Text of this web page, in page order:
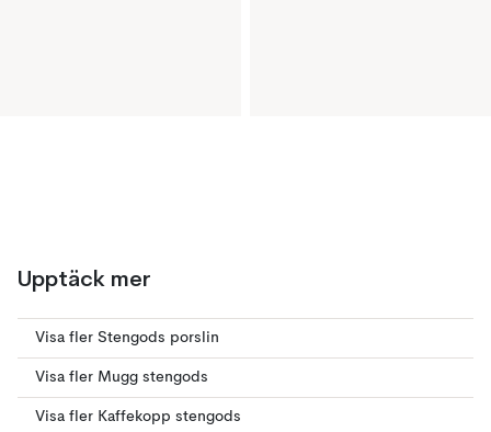
Upptäck mer
Visa fler Stengods porslin
Visa fler Mugg stengods
Visa fler Kaffekopp stengods